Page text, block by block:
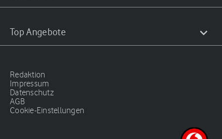
Top Angebote
Redaktion
Impressum
Datenschutz
AGB
Cookie-Einstellungen